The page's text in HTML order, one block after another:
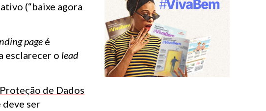
(“baixe agora
page é
esclarecer o lead
de Dados
deve ser